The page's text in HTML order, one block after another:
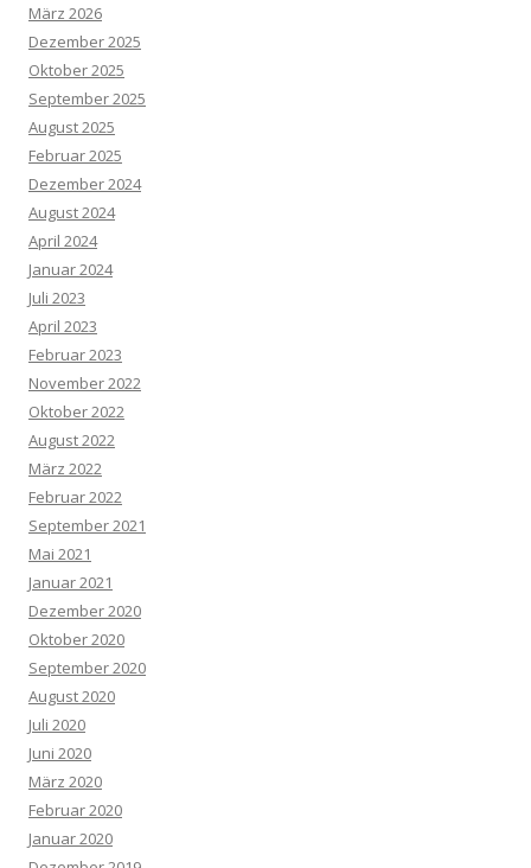
März 2026
Dezember 2025
Oktober 2025
September 2025
August 2025
Februar 2025
Dezember 2024
August 2024
April 2024
Januar 2024
Juli 2023
April 2023
Februar 2023
November 2022
Oktober 2022
August 2022
März 2022
Februar 2022
September 2021
Mai 2021
Januar 2021
Dezember 2020
Oktober 2020
September 2020
August 2020
Juli 2020
Juni 2020
März 2020
Februar 2020
Januar 2020